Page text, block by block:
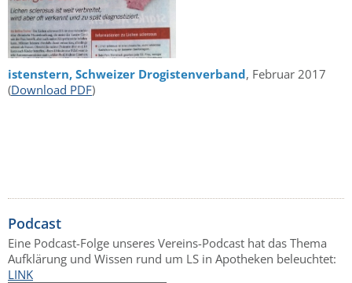
istenstern, Schweizer Drogistenverband, Februar 2017
(Download PDF)
Podcast
Eine Podcast-Folge unseres Vereins-Podcast hat das Thema
Aufklärung und Wissen rund um LS in Apotheken beleuchtet:
LINK